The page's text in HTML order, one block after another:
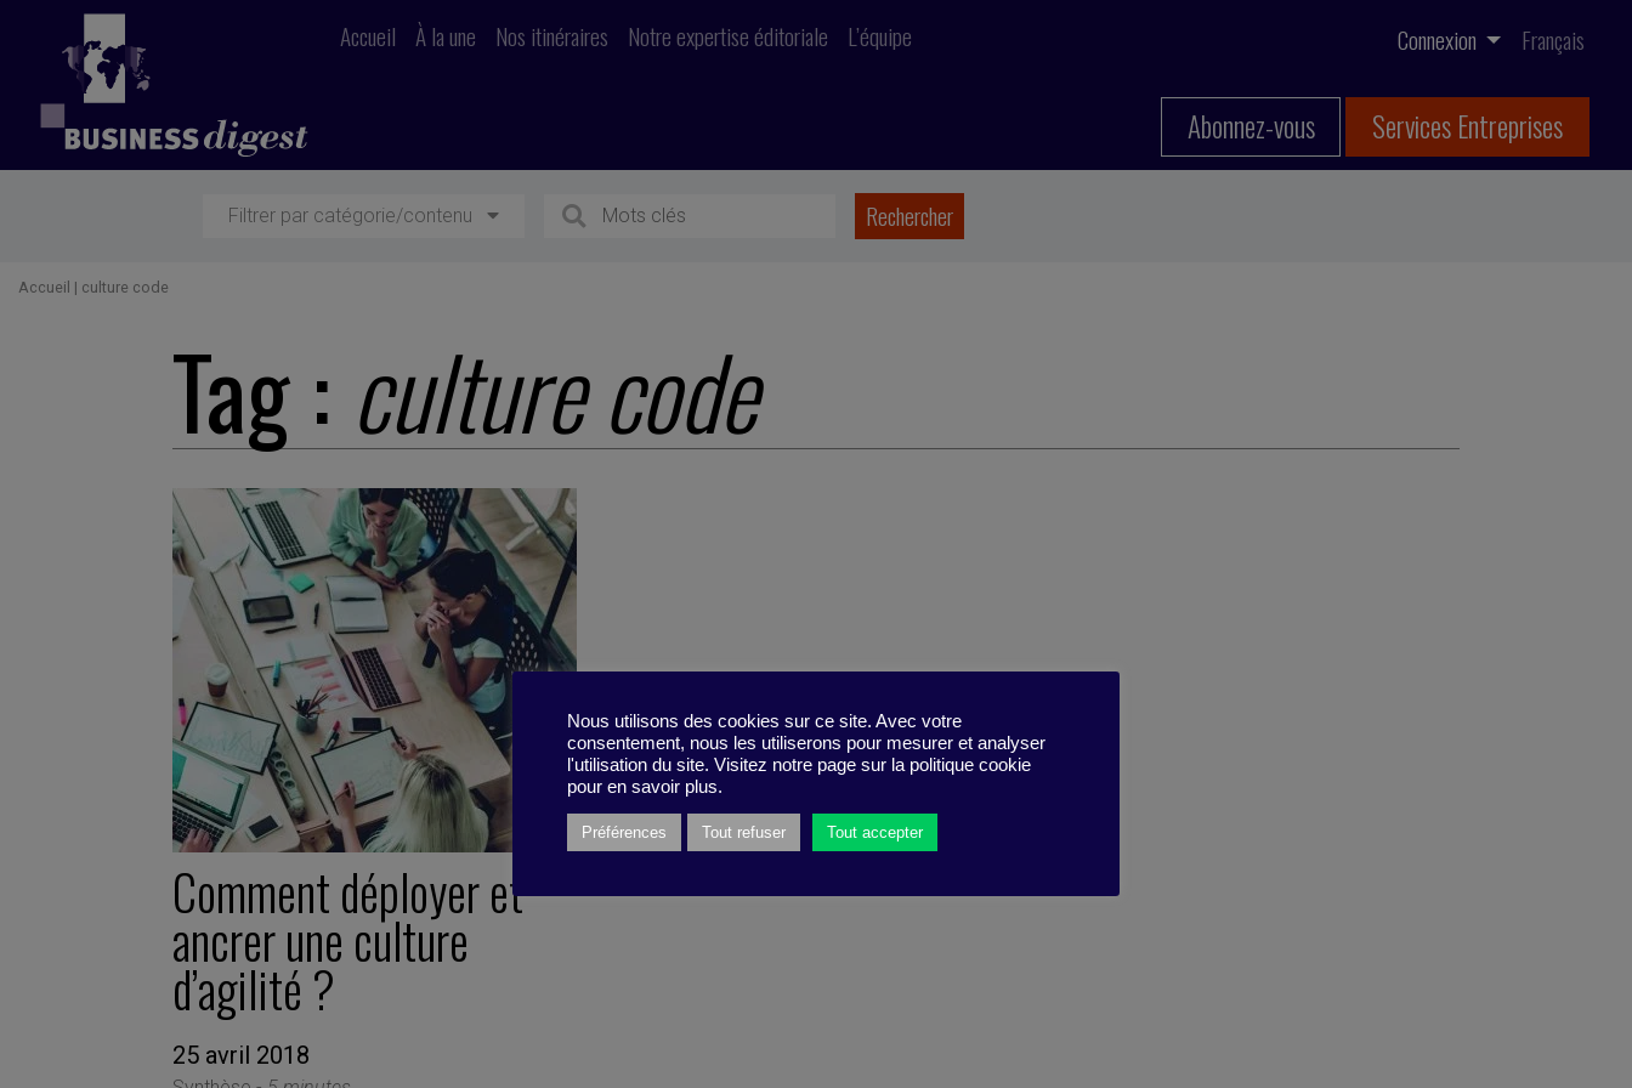
Accueil À la une Nos itinéraires Notre expertise éditoriale L’équipe Connexion Français
Abonnez-vous Services Entreprises
Filtrer par catégorie/contenu
Accueil | culture code
Tag : culture code
Comment déployer et
ancrer une culture
d’agilité ?
25 avril 2018
Nous utilisons des cookies sur ce site. Avec votre
consentement, nous les utiliserons pour mesurer et analyser
l'utilisation du site. Visitez notre page sur la politique cookie
pour en savoir plus.
Préférences Tout refuser Tout accepter